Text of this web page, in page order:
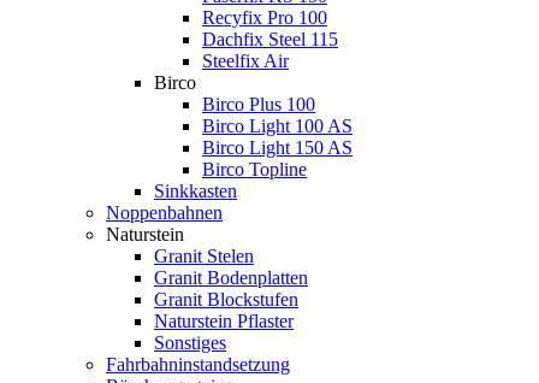
Recyfix Pro 100
Dachfix Steel 115
Steelfix Air
Birco
Birco Plus 100
Birco Light 100 AS
Birco Light 150 AS
Birco Topline
Sinkkasten
Noppenbahnen
Naturstein
Granit Stelen
Granit Bodenplatten
Granit Blockstufen
Naturstein Pflaster
Sonstiges
Fahrbahninstandsetzung